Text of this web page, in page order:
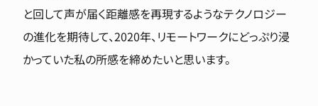
と回して声が届く距離感を再現するようなテクノロジー
の進化を期待して、2020年、リモートワークにどっぷり浸
かっていた私の所感を締めたいと思います。